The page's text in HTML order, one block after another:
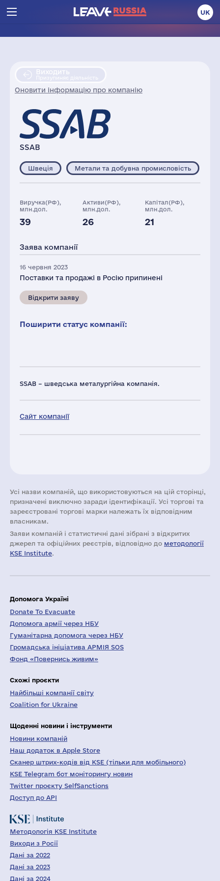
UK
Виходить
Призупиняє діяльність
Оновити інформацію про компанію
SSAB
SSAB – шведська металургійна компанія.
Сайт компанії
Швеція Метали та добувна промисловість
Виручка(РФ),
млн.дол.
39
Активи(РФ),
млн.дол.
26
Капітал(РФ),
млн.дол.
21
9499
Заява компанії
16 червня 2023
Поставки та продажі в Росію припинені
Відкрити заяву
Поширити статус компанії:
Усі назви компаній, що використовуються на цій сторінці,
призначені виключно заради ідентифікації. Усі торгові та
зареєстровані торгові марки належать їх відповідним
власникам.
Заяви компаній i статистичні дані зібрані з відкритих
джерел та офіційних реєстрів, відповідно до методології
KSE Institute.
Допомога Україні
Donate To Evacuate
Допомога армії через НБУ
Гуманітарна допомога через НБУ
Громадська ініціатива АРМІЯ SOS
Фонд «Повернись живим»
Схожі проєкти
Найбільші компанії світу
Coalition for Ukraine
Щоденні новини і інструменти
Новини компаній
Наш додаток в Apple Store
Сканер штрих-кодів від KSE (тільки для мобільного)
KSE Telegram бот моніторингу новин
Twitter проєкту SelfSanctions
Доступ до API
Методологія KSE Institute
Виходи з Росії
Дані за 2022
Дані за 2023
Дані за 2024